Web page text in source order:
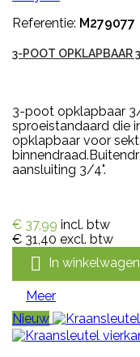
Referentie: M279077
3-POOT OPKLAPBAAR
3-poot opklapbaar
sproeistandaard die
opklapbaar voor
aansluiting 3/4".
€ 37,99 incl. btw
€ 31,40 excl. btw
 In winkelwagen
Meer
Nieuw